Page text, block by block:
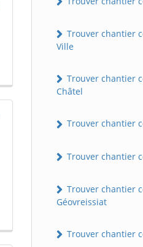
Trouver chantier
Ville
Trouver chantier
Châtel
Trouver chantier
Trouver chantier
Trouver chantier
Géovreissiat
Trouver chantier